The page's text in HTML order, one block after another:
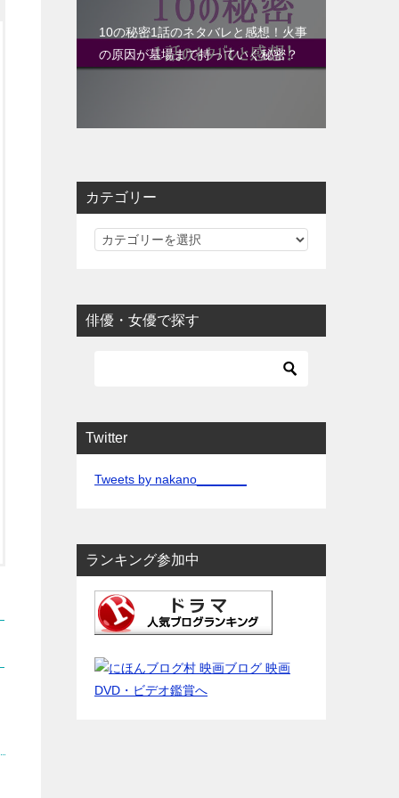
10の秘密1話のネタバレと感想！火事
の原因が墓場まで持っていく秘密？
カテゴリー
カ
リ
ー
俳優・女優で探す
Twitter
Tweets by nakano_______
ランキング参加中